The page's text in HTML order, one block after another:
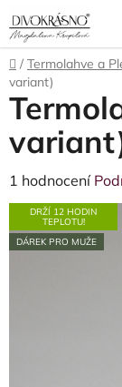
na
obsah
Domů
/ Termolahve a
variant)
Průměrné
hodnocení
produktu
je
1 hodnocení
DRŽÍ 12 HODIN
TEPLOTU!
DÁREK PRO MUŽE